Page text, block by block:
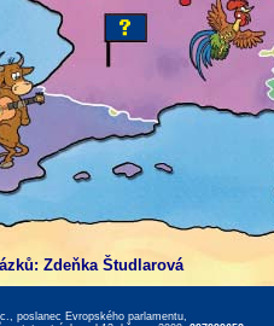
Zdeňka Študlarová
poslanec Evropského parlamentu,